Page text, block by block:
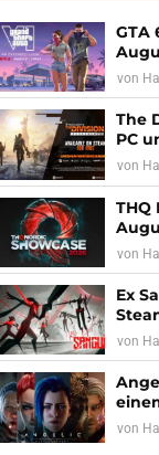
GTA
von
The
PC
von
THQ
von
Ex
von
von